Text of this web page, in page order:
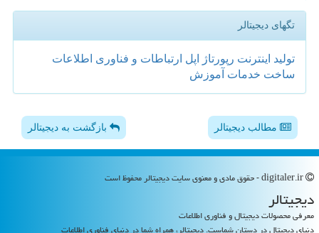
تگهای دیجیتالر
تولید اینترنت رپورتاژ اپل ارتباطات و فناوری اطلاعات
ساخت خدمات آموزش
مطالب دیجیتالر بازگشت به دیجیتالر
دیجیتالر
معرفی محصولات دیجیتال و فناوری اطلاعات
دنیای دیجیتال در دستان شماست. دیجیتالر، همراه شما در دنیای فناوری اطلاعات